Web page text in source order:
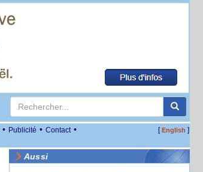
• Publicité • Contact • [English ]
Aussi